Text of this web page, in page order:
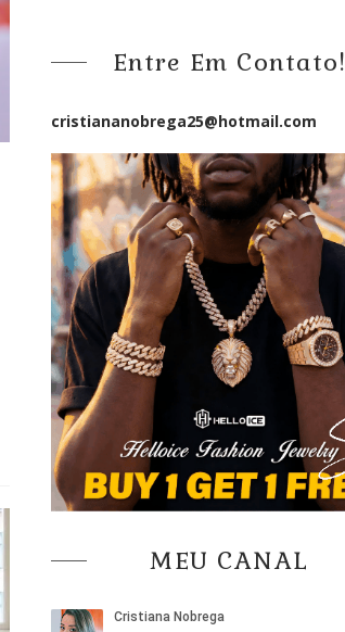
Entre Em Contato!
cristiananobrega25@hotmail.com
MEU CANAL